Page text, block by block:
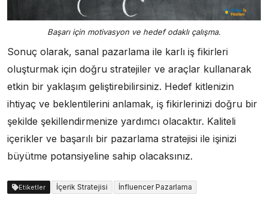
Başarı için motivasyon ve hedef odaklı çalışma.
Sonuç olarak, sanal pazarlama ile karlı iş fikirleri
oluşturmak için doğru stratejiler ve araçlar kullanarak
etkin bir yaklaşım geliştirebilirsiniz. Hedef kitlenizin
ihtiyaç ve beklentilerini anlamak, iş fikirlerinizi doğru bir
şekilde şekillendirmenize yardımcı olacaktır. Kaliteli
içerikler ve başarılı bir pazarlama stratejisi ile işinizi
büyütme potansiyeline sahip olacaksınız.
Etiketler İçerik Stratejisi İnfluencer Pazarlama